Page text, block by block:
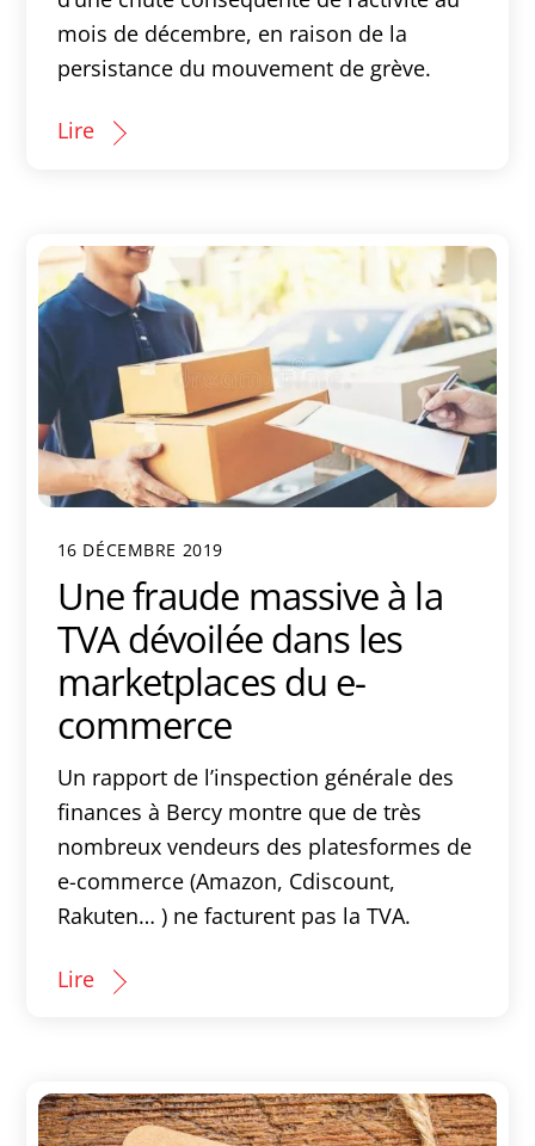
mois de décembre, en raison de la
persistance du mouvement de grève.
Lire
16 DÉCEMBRE 2019
Une fraude massive à la
TVA dévoilée dans les
marketplaces du e-
commerce
Un rapport de l’inspection générale des
finances à Bercy montre que de très
nombreux vendeurs des platesformes de
e-commerce (Amazon, Cdiscount,
Rakuten… ) ne facturent pas la TVA.
Lire